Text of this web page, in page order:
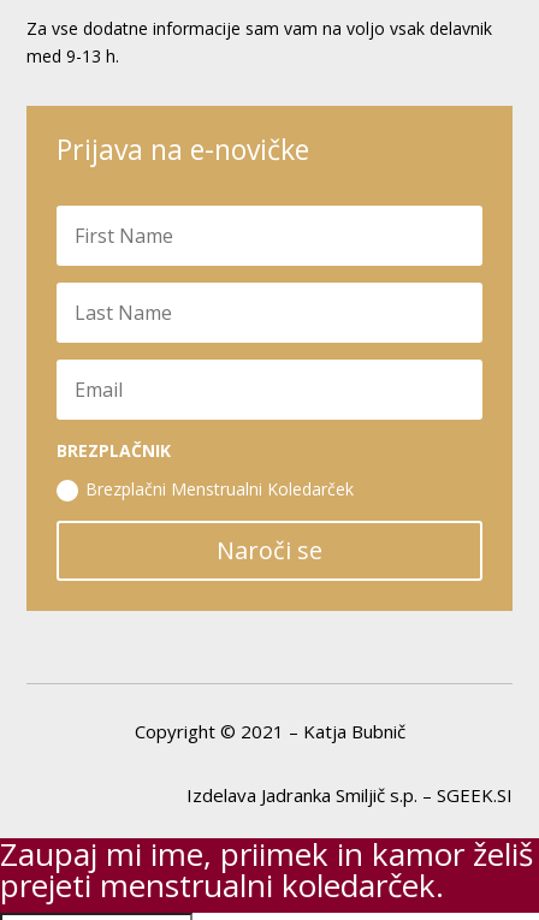
Za vse dodatne informacije sam vam na voljo vsak delavnik
med 9-13 h.
Prijava na e-novičke
BREZPLAČNIK
Brezplačni Menstrualni Koledarček
Naroči se
Copyright © 2021 – Katja Bubnič
Izdelava Jadranka Smiljič s.p. – SGEEK.SI
Zaupaj mi ime, priimek in kamor želiš
prejeti menstrualni koledarček.